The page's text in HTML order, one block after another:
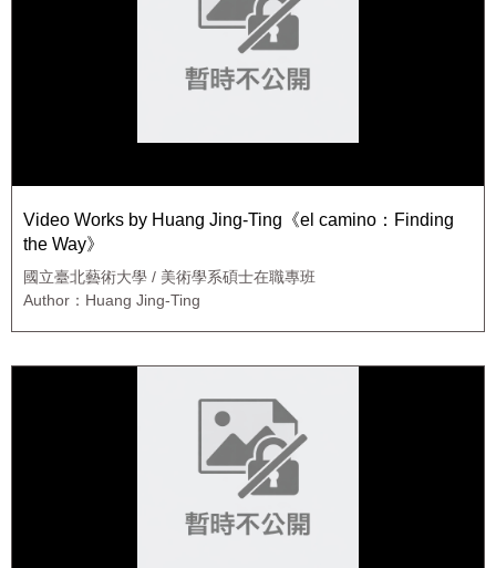
Video Works by Huang Jing-Ting《el camino：Finding
the Way》
國立臺北藝術大學 / 美術學系碩士在職專班
Author：Huang Jing-Ting